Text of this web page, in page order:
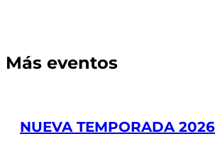
Más eventos
NUEVA TEMPORADA